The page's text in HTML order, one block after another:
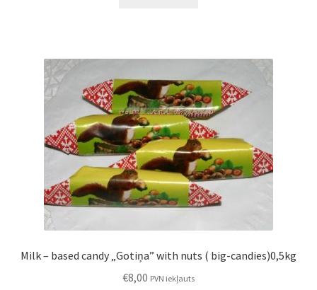
Milk – based candy „Gotiņa” with nuts ( big-candies)0,5kg
€8,00 PVN iekļauts